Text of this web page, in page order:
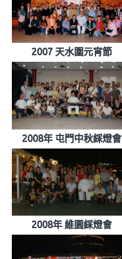
2007 天水圍元宵節
2008年 屯門中秋綵燈會
2008年 維園綵燈會